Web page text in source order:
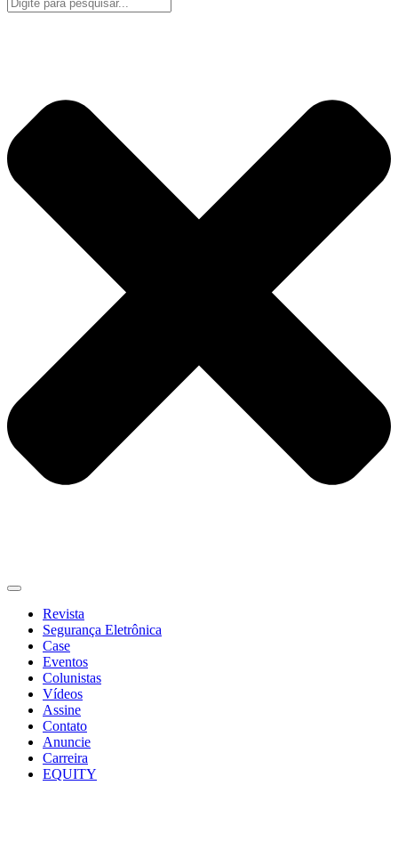
Revista
Segurança Eletrônica
Case
Eventos
Colunistas
Vídeos
Assine
Contato
Anuncie
Carreira
EQUITY